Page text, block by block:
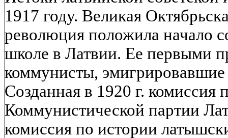
1917 году. Великая
революция положила начало
школе в Латвии. Ее первыми
коммунисты,
Созданная в 1920 г. комиссия
Коммунистической партии
комиссия по истории